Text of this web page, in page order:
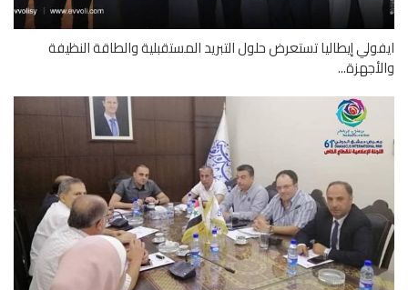
إيطاليا تستعرض حلول التبريد المستقبلية والطاقة النظيفة